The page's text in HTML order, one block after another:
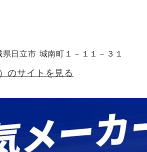
日立市 城南町１－１１－３１
のサイトを見る